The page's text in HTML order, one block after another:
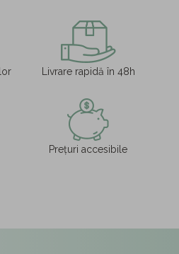
Livrare rapidă în 48h
Prețuri accesibile